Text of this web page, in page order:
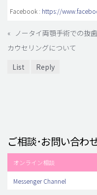
Facebook : https://
« ノータイ両顎手術での抜
カウセリングについて
List
Reply
ご相談･お問い合わ
オンライン相談
Messenger Channel